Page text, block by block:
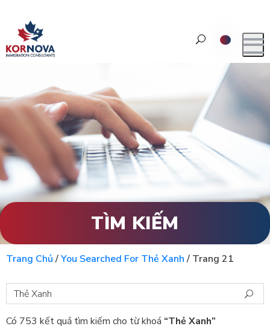
TÌM KIẾM
Trang Chủ/You Searched For Thẻ Xanh/ Trang 21
Có 753 kết quả tìm kiếm cho từ khoá “Thẻ Xanh”